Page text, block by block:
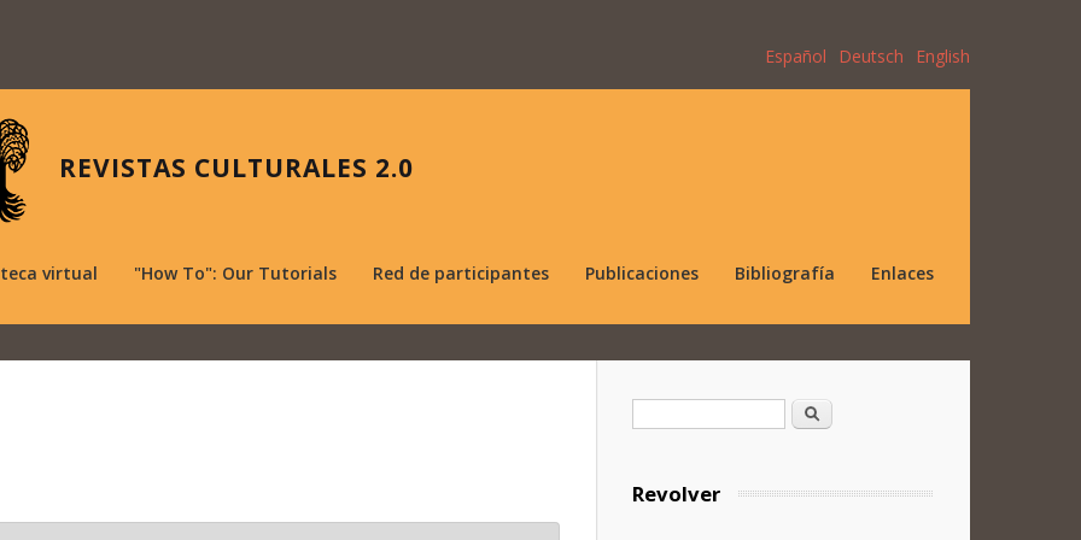
Español Deutsch English
REVISTAS CULTURALES 2.0
virtual "How To": Our Tutorials Red de participantes Publicaciones Bibliografía Enlaces
Formulario de búsqueda
Buscar
Revolver